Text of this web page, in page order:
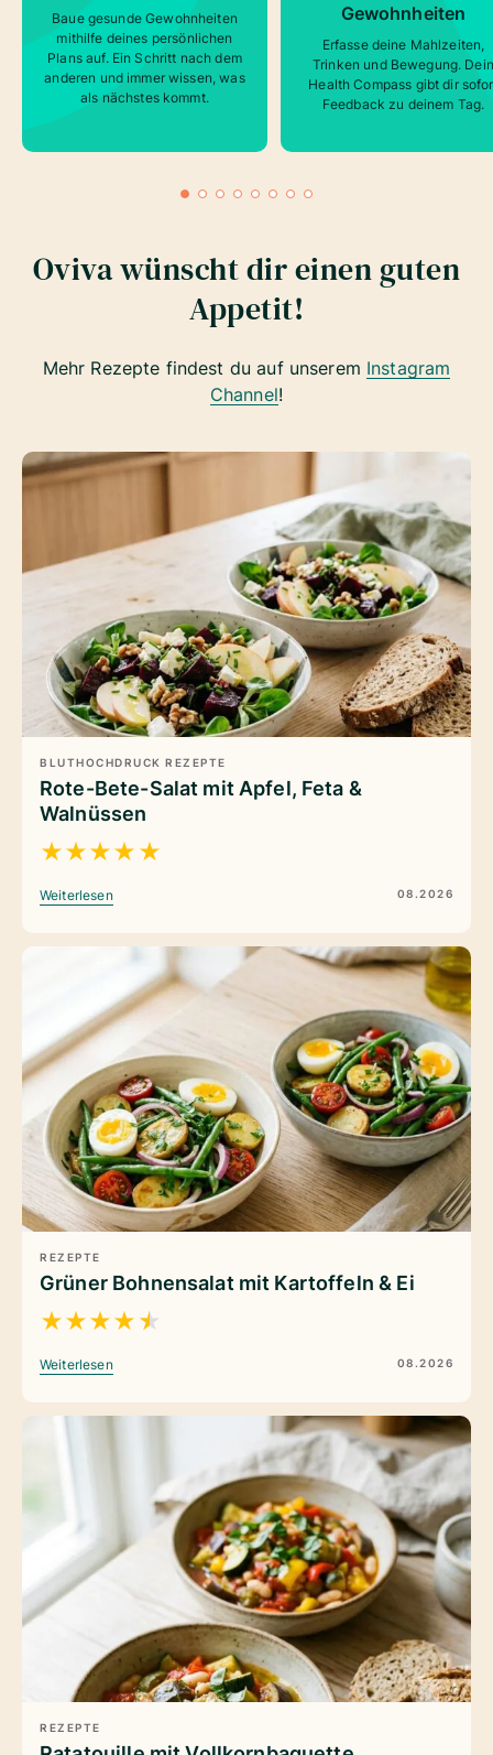
Baue gesunde Gewohnheiten
mithilfe deines persönlichen
Plans auf. Ein Schritt nach dem
anderen und immer wissen, was
als nächstes kommt.
Gewohnheiten
Erfasse deine Mahlzeiten,
Trinken und Bewegung. Dein
Health Compass gibt dir
Feedback zu deinem Tag.
Oviva wünscht dir einen guten
Appetit!
Mehr Rezepte findest du auf unserem Instagram
Channel!
BLUTHOCHDRUCK REZEPTE
Rote-Bete-Salat mit Apfel, Feta &
Walnüssen
★★★★★
Weiterlesen 08.2026
REZEPTE
Grüner Bohnensalat mit Kartoffeln & Ei
★★★★★
Weiterlesen 08.2026
REZEPTE